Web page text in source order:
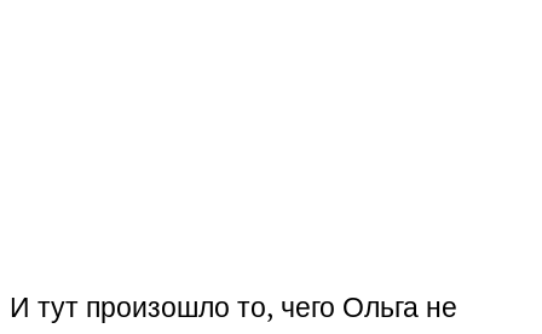
И тут произошло то, чего Ольга не